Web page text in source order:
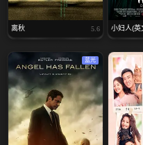
离秋 5.6 小妇人(英
蓝光